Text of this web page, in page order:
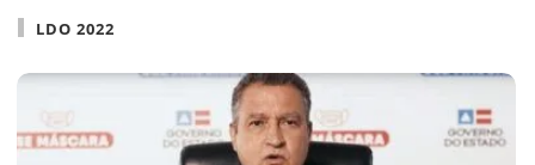
LDO 2022